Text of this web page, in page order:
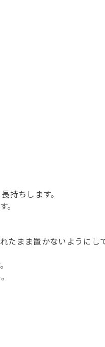
持ちします。
。
たまま置かないようにし